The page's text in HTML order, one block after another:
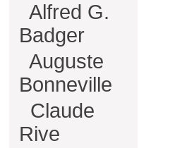
Alfred G.
Badger
Auguste
Bonneville
Claude
Rive